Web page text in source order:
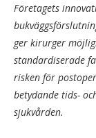
Företagets
ger kirurger
standardiserade
risken för
betydande tids-
sjukvården.